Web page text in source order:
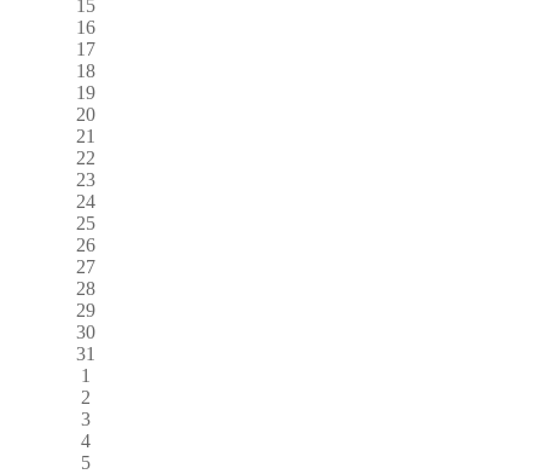
15
16
17
18
19
20
21
22
23
24
25
26
27
28
29
30
31
1
2
3
4
5